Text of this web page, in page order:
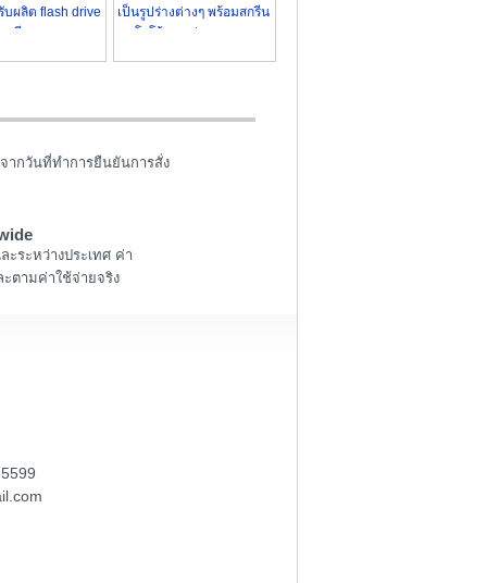
บผลิต flash drive
กรีน ราคาถูก
เป็นรูปร่างต่างๆ พร้อมสกรีน
โลโก้ ขายส่ง ราคาถูก
ากวันที่ทำการยืนยันการสั่ง
ะระหว่างประเทศ ค่า
ตามค่าใช้จ่ายจริง